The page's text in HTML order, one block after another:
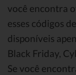
você encontra
esses códigos
disponíveis
Black Friday,
Se você